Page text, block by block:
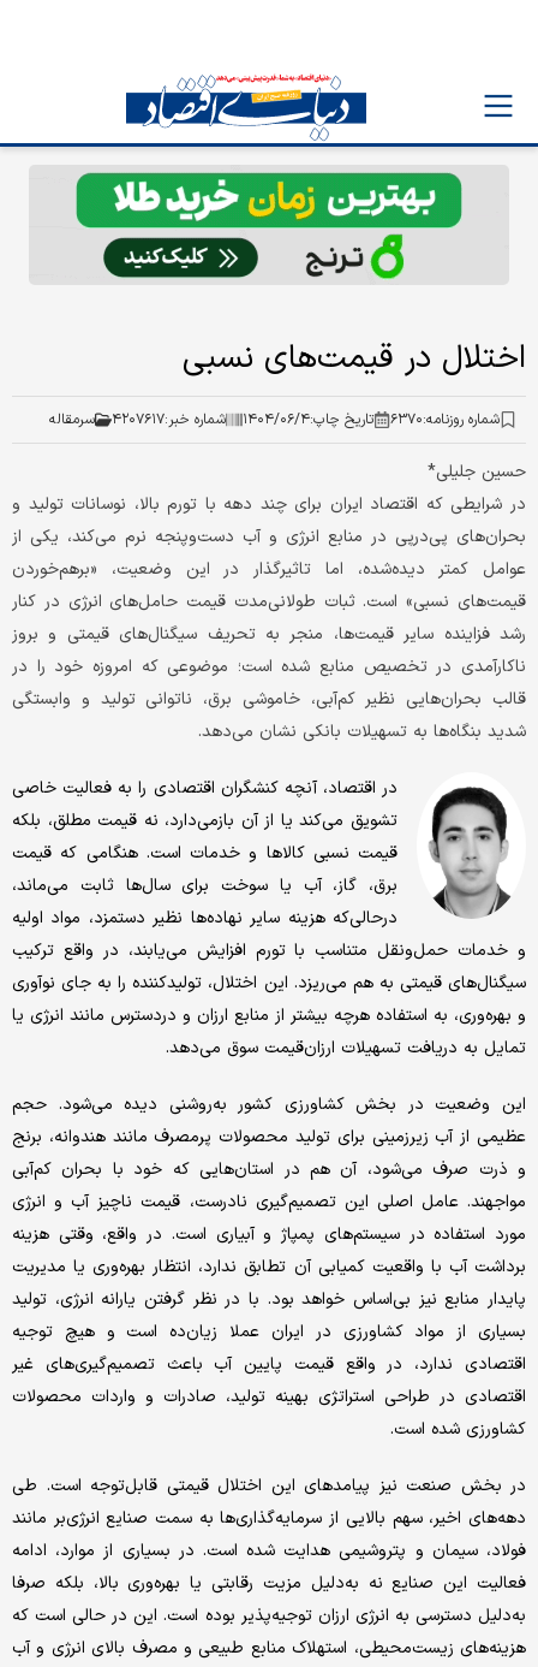
اختلال در قیمت‌های نسبی
شماره روزنامه:۶۳۷۰ تاریخ چاپ:۱۴۰۴/۰۶/۴ شماره خبر:۴۲۰۷۶۱۷ سرمقاله
حسین جلیلی*
در شرایطی که اقتصاد ایران برای چند دهه با تورم بالا، نوسانات تولید و
بحران‌های پی‌در‌پی در منابع انرژی و آب دست‌و‌پنجه نرم می‌کند، یکی از
عوامل کمتر دیده‌شده، اما تاثیرگذار در این وضعیت، «برهم‌خوردن
قیمت‌های نسبی» است. ثبات طولانی‌مدت قیمت حامل‌های انرژی در کنار
رشد فزاینده سایر قیمت‌ها، منجر به تحریف سیگنال‌های قیمتی و بروز
ناکارآمدی در تخصیص منابع شده است؛ موضوعی که امروزه خود را در
قالب بحران‌هایی نظیر کم‌آبی، خاموشی برق، ناتوانی تولید و وابستگی
شدید بنگاه‌ها به تسهیلات بانکی نشان می‌دهد.
در اقتصاد، آنچه کنشگران اقتصادی را به فعالیت خاصی
تشویق می‌کند یا از آن بازمی‌دارد، نه قیمت مطلق، بلکه
قیمت نسبی کالاها و خدمات است. هنگامی که قیمت
برق، گاز، آب یا سوخت برای سال‌ها ثابت می‌ماند،
درحالی‌که هزینه سایر نهاده‌ها نظیر دستمزد، مواد اولیه
و خدمات حمل‌و‌نقل متناسب با تورم افزایش می‌یابند، در واقع ترکیب
سیگنال‌های قیمتی به هم می‌ریزد. این اختلال، تولیدکننده را به جای نوآوری
و بهره‌وری، به استفاده هرچه بیشتر از منابع ارزان و دردسترس مانند انرژی یا
تمایل به دریافت تسهیلات ارزان‌قیمت سوق می‌دهد.
این وضعیت در بخش کشاورزی کشور به‌روشنی دیده می‌شود. حجم
عظیمی از آب زیرزمینی برای تولید محصولات پرمصرف مانند هندوانه، برنج
و ذرت صرف می‌شود، آن هم در استان‌هایی که خود با بحران کم‌آبی
مواجهند. عامل اصلی این تصمیم‌گیری نادرست، قیمت ناچیز آب و انرژی
مورد استفاده در سیستم‌های پمپاژ و آبیاری است. در واقع، وقتی هزینه‌
برداشت آب با واقعیت کمیابی آن تطابق ندارد، انتظار بهره‌وری یا مدیریت
پایدار منابع نیز بی‌اساس خواهد بود. با در نظر گرفتن یارانه انرژی، تولید
بسیاری از مواد کشاورزی در ایران عملا زیان‌ده است و هیچ توجیه
اقتصادی ندارد، در واقع قیمت پایین آب باعث تصمیم‌گیری‌های غیر
اقتصادی در طراحی استراتژی بهینه تولید، صادرات و واردات محصولات
کشاورزی شده است.
در بخش صنعت نیز پیامدهای این اختلال قیمتی قابل‌توجه است. طی
دهه‌های اخیر، سهم بالایی از سرمایه‌گذاری‌ها به سمت صنایع انرژی‌بر مانند
فولاد، سیمان و پتروشیمی هدایت شده‌ است. در بسیاری از موارد، ادامه
فعالیت این صنایع نه به‌دلیل مزیت رقابتی یا بهره‌وری بالا، بلکه صرفا
به‌دلیل دسترسی به انرژی ارزان توجیه‌پذیر بوده است. این در حالی است که
هزینه‌های زیست‌محیطی، استهلاک منابع طبیعی و مصرف بالای انرژی و آب